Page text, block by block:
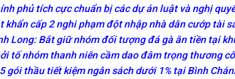
phủ tích cực chuẩn bị các dự án luật và nghị
khẩn cấp 2 nghi phạm đột nhập nhà dân cướp tài
Long: Bắt giữ nhóm đối tượng đá gà ăn tiền tại
tố nhóm thanh niên cầm dao đâm trọng thương
gói thầu tiết kiệm ngân sách dưới 1% tại Bình